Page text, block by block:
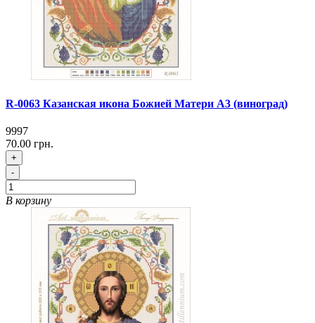
R-0063 Казанская икона Божией Матери А3 (виноград)
9997
70.00 грн.
+
-
В корзину